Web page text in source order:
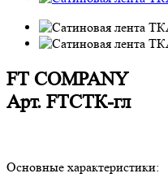
FT COMPANY
Арт. FTСТК-гл
Основные характеристики: